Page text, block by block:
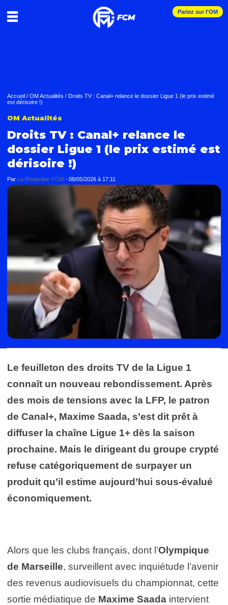
Pariez sur l'OM
Accueil / OM Actualités / Droits TV : Canal+ relance le dossier Ligue 1 (le prix estimé
est dérisoire !)
OM Actualités
Droits TV : Canal+ relance le
dossier Ligue 1 (le prix estimé est
dérisoire !)
Par La Redaction FCM - 08/05/2026 à 17:11
Le feuilleton des droits TV de la Ligue 1
connaît un nouveau rebondissement. Après
des mois de tensions avec la LFP, le patron
de Canal+, Maxime Saada, s’est dit prêt à
diffuser la chaîne Ligue 1+ dès la saison
prochaine. Mais le dirigeant du groupe crypté
refuse catégoriquement de surpayer un
produit qu’il estime aujourd’hui sous-évalué
économiquement.
Alors que les clubs français, dont l’Olympique
de Marseille, surveillent avec inquiétude l’avenir
des revenus audiovisuels du championnat, cette
sortie médiatique de Maxime Saada intervient